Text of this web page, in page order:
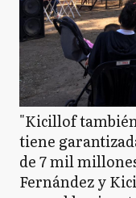
"Kicillof
tiene
de 7 mil
Fernández y